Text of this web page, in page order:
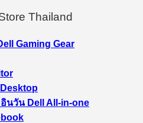
Thailand
Gaming Gear
นวัน Dell All-in-one